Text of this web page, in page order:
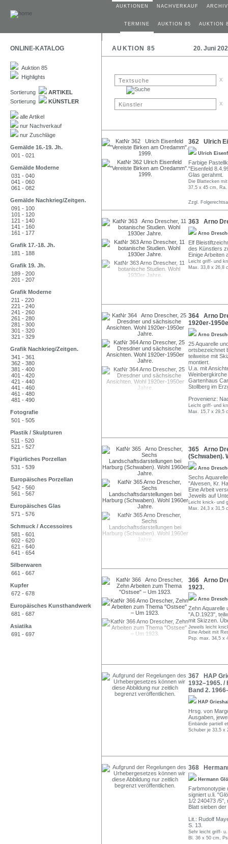
AUKTIONEN NACHVERKAUF ARCHIV
TERMINE AUKTION 85 AUKTION
ONLINE-KATALOG AUKTION 85 20. Juni
Auktion 85
Highlights
Sortierung
ARTIKEL
Sortierung
KÜNSTLER
alle Artikel
nur Nachverkauf
nur Zuschläge
Gemälde 16.-19. Jh.
001 - 021
Gemälde Moderne
031 - 040
041 - 060
061 - 082
Gemälde Nachkrieg/Zeitgen.
091 - 100
101 - 120
121 - 140
141 - 160
161 - 177
Grafik 17.-18. Jh.
181 - 188
Grafik 19. Jh.
189 - 200
201 - 207
Grafik Moderne
211 - 220
221 - 240
241 - 260
261 - 280
281 - 300
301 - 320
321 - 329
Grafik Nachkrieg/Zeitgen.
341 - 361
362 - 380
381 - 400
401 - 420
421 - 440
441 - 460
461 - 480
481 - 490
Fotografie
501 - 505
Plastik / Skulpturen
511 - 520
521 - 527
Figürliches Porzellan
531 - 539
Europäisches Porzellan
542 - 560
561 - 567
Europäisches Glas
571 - 576
Schmuck / Accessoires
581 - 601
602 - 620
621 - 640
641 - 654
Silberwaren
661 - 667
Kupfer
672 - 678
Europäisches Kunsthandwerk
681 - 687
Asiatika
691 - 697
x
x
362 Ulrich
Ulrich
Farbige
"Eisenfeld
Glas gerahmt.
Die Blattecken
37,5 x 45 cm,
Zzgl.
363 Arno
Arno
Elf
des Künstlers
Einige Arbeiten
Leicht griff- und
Max. 33,8 x 26,8
364 Arno
1920er-
Arno
25 Aquarelle
ortsbezeichnet
teilweise mit
montiert.
U.a. mit
Gartenhaus
Stollberg im
Provenienz:
Leicht griff- und
Max. 15,7 x 29,5
365 Arno
(Schwaben).
Arno
Sechs
"Alvesen, Kr.
Eine Arbeit
Jeweils auf
Leicht knick- und
Max. 24,3 x 31,5
366 Arno
1923.
Arno
Zehn Aquarelle
"A.D.1923",
mit Skizzen.
Jeweils leicht
Eine Arbeit mit
Psp. max. 34,5 x
367 HAP
1932–1965. /
Band 2.
HAP
Hrsg. von
Ausgaben,
Einbände partiell
Schuber je 33,5 x
368
Hermann
Farbmonotypie
signiert u.li.
1/2 240473 /5",
Blatt sieben
Lit.: Rudolf
S. 13.
Sehr leicht griff-
Bl. 36 x 50 cm,